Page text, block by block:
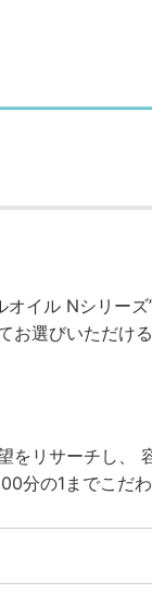
イル Nシリー
選びいただけ
をリサーチし、
分の1までこだ